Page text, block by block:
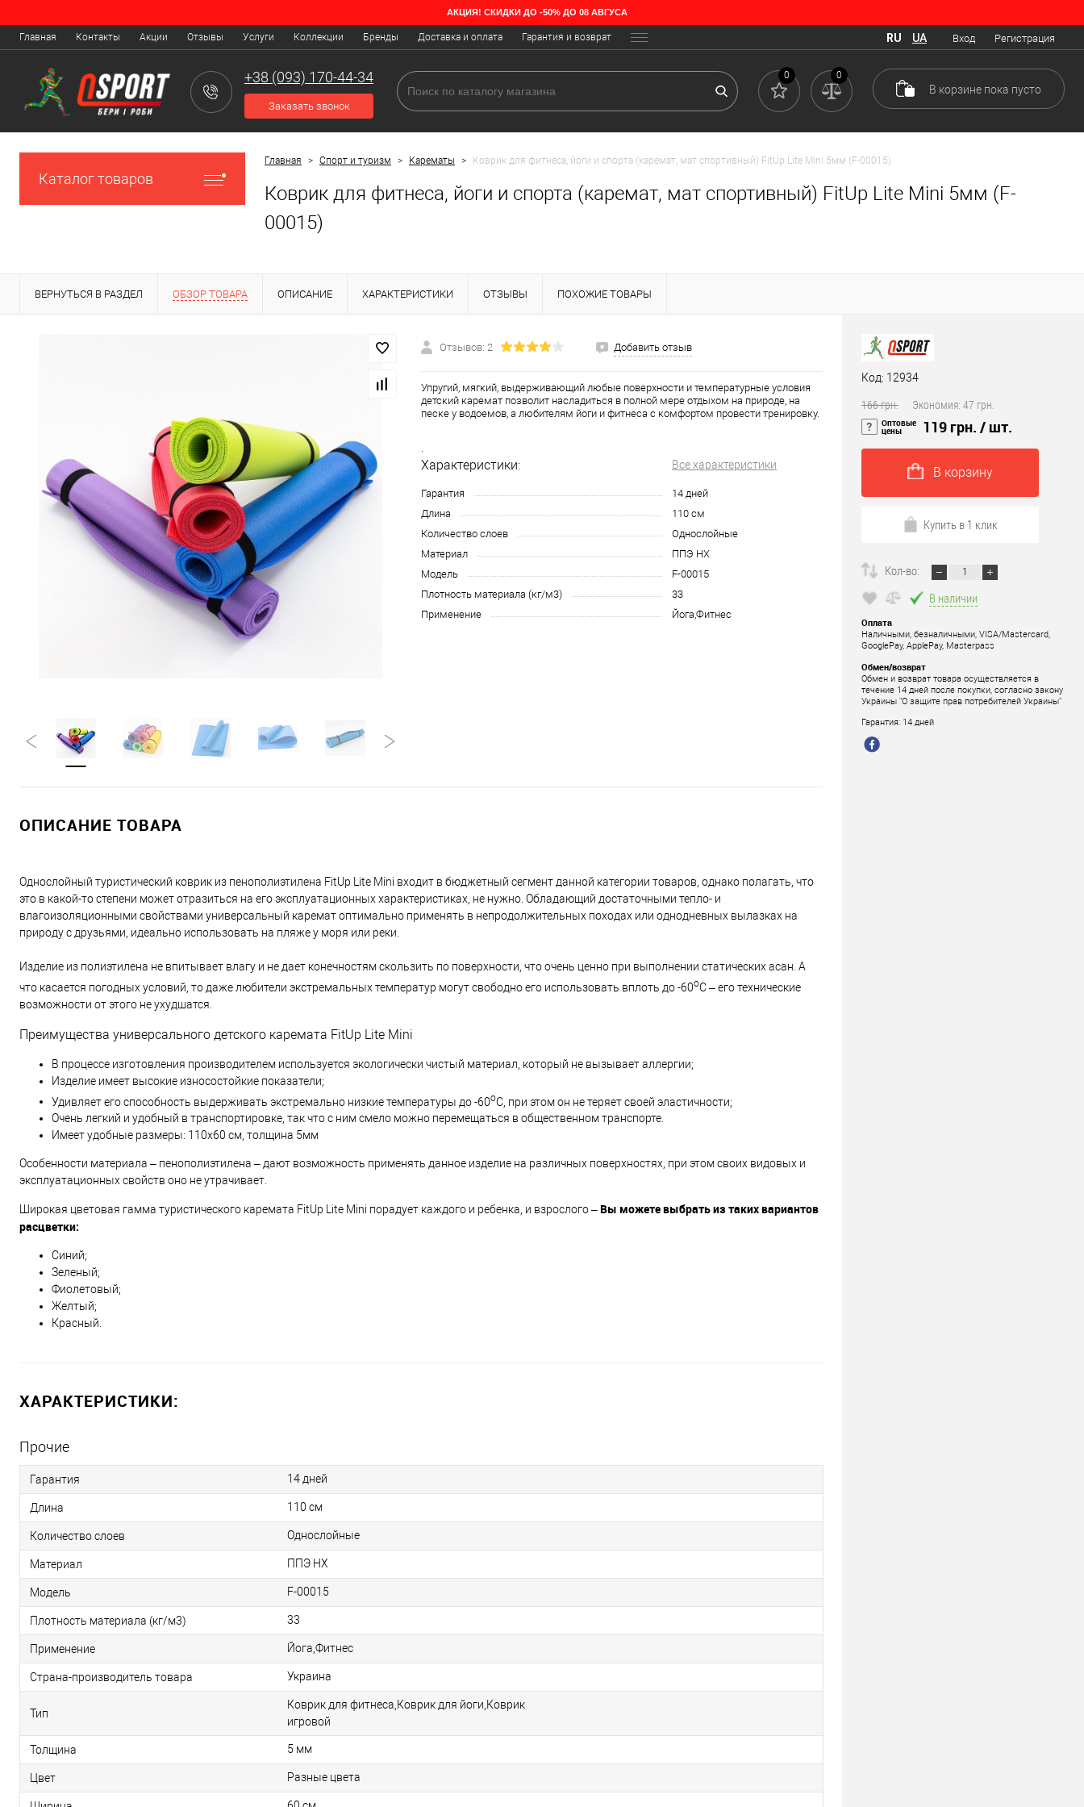
АКЦИЯ! СКИДКИ ДО -50% ДО 08 АВГУСА
Главная Контакты Акции Отзывы Услуги Коллекции Бренды Доставка и оплата Гарантия и возврат Вход Регистрация
RU UA
+38 (093) 170-44-34
Заказать звонок
0 0
В корзине пока пусто
Каталог товаров
Главная > Спорт и туризм > Карематы > Коврик для фитнеса, йоги и спорта (каремат, мат спортивный) FitUp Lite Mini 5мм (F-00015)
Коврик для фитнеса, йоги и спорта (каремат, мат спортивный) FitUp Lite Mini 5мм (F-
00015)
ВЕРНУТЬСЯ В РАЗДЕЛ ОБЗОР ТОВАРА ОПИСАНИЕ ХАРАКТЕРИСТИКИ ОТЗЫВЫ ПОХОЖИЕ ТОВАРЫ
Отзывов: 2 Добавить отзыв
Упругий, мягкий, выдерживающий любые поверхности и температурные условия
детский каремат позволит насладиться в полной мере отдыхом на природе, на
песке у водоемов, а любителям йоги и фитнеса с комфортом провести тренировку.
Характеристики: Все характеристики
Гарантия
14 дней
Длина
110 см
Количество слоев
Однослойные
Материал
ППЭ НХ
Модель
F-00015
Плотность материала (кг/м3)
33
Применение
Йога,Фитнес
ОПИСАНИЕ ТОВАРА
Однослойный туристический коврик из пенополиэтилена FitUp Lite Mini входит в бюджетный сегмент данной категории товаров, однако полагать, что
это в какой-то степени может отразиться на его эксплуатационных характеристиках, не нужно. Обладающий достаточными тепло- и
влагоизоляционными свойствами универсальный каремат оптимально применять в непродолжительных походах или однодневных вылазках на
природу с друзьями, идеально использовать на пляже у моря или реки.
Изделие из полиэтилена не впитывает влагу и не дает конечностям скользить по поверхности, что очень ценно при выполнении статических асан. А
что касается погодных условий, то даже любители экстремальных температур могут свободно его использовать вплоть до -60оС – его технические
возможности от этого не ухудшатся.
Преимущества универсального детского каремата FitUp Lite Mini
В процессе изготовления производителем используется экологически чистый материал, который не вызывает аллергии;
Изделие имеет высокие износостойкие показатели;
Удивляет его способность выдерживать экстремально низкие температуры до -60оС, при этом он не теряет своей эластичности;
Очень легкий и удобный в транспортировке, так что с ним смело можно перемещаться в общественном транспорте.
Имеет удобные размеры: 110х60 см, толщина 5мм
Особенности материала – пенополиэтилена – дают возможность применять данное изделие на различных поверхностях, при этом своих видовых и
эксплуатационных свойств оно не утрачивает.
Широкая цветовая гамма туристического каремата FitUp Lite Mini порадует каждого и ребенка, и взрослого – Вы можете выбрать из таких вариантов
расцветки:
Синий;
Зеленый;
Фиолетовый;
Желтый;
Красный.
ХАРАКТЕРИСТИКИ:
Прочие
Гарантия 14 дней
Длина 110 см
Количество слоев Однослойные
Материал ППЭ НХ
Модель F-00015
Плотность материала (кг/м3) 33
Применение Йога,Фитнес
Страна-производитель товара Украина
Тип
Коврик для фитнеса,Коврик для йоги,Коврик
игровой
Толщина 5 мм
Цвет Разные цвета
Код: 12934
166 грн. Экономия: 47 грн.
Оптовые
цены 119 грн. / шт.
В корзину
Купить в 1 клик
Кол-во:
В наличии
Оплата
Наличными, безналичными, VISA/Mastercard,
GooglePay, ApplePay, Masterpass
Обмен/возврат
Обмен и возврат товара осуществляется в
течение 14 дней после покупки, согласно закону
Украины "О защите прав потребителей Украины"
Гарантия: 14 дней